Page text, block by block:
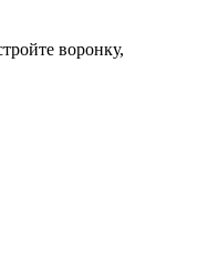
воронку,